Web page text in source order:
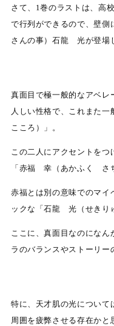
さて、1巻のラストは、高
で行列ができるので、壁側
さんの事）石龍 光が登場
真面目で極一般的なアベ
人しい性格で、これまた
こころ）」。
この二人にアクセントをつ
「赤福 幸（あかふく さ
赤福とは別の意味でのマイ
ックな「石龍 光（せきり
ここに、真面目なのになん
ラのバランスやストーリー
特に、天才肌の光について
周囲を疲弊させる存在かと